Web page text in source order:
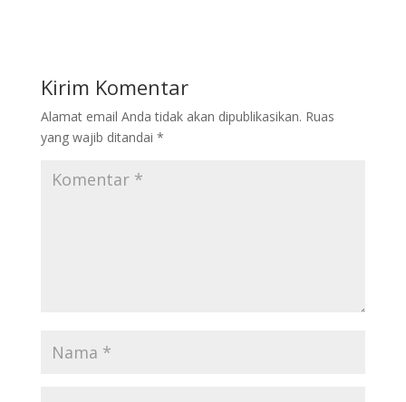
Kirim Komentar
Alamat email Anda tidak akan dipublikasikan. Ruas
yang wajib ditandai *